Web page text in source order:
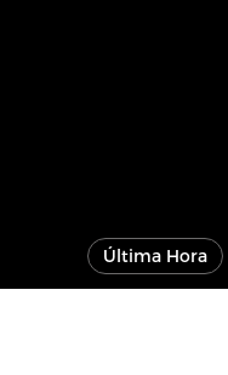
Última Hora